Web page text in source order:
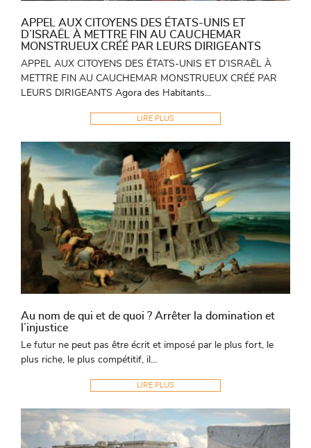
APPEL AUX CITOYENS DES ÉTATS-UNIS ET
D’ISRAËL À METTRE FIN AU CAUCHEMAR
MONSTRUEUX CRÉÉ PAR LEURS DIRIGEANTS
APPEL AUX CITOYENS DES ÉTATS-UNIS ET D’ISRAËL À
METTRE FIN AU CAUCHEMAR MONSTRUEUX CRÉÉ PAR
LEURS DIRIGEANTS Agora des Habitants...
LIRE PLUS
Au nom de qui et de quoi ? Arrêter la domination et
l’injustice
Le futur ne peut pas être écrit et imposé par le plus fort, le
plus riche, le plus compétitif, il...
LIRE PLUS